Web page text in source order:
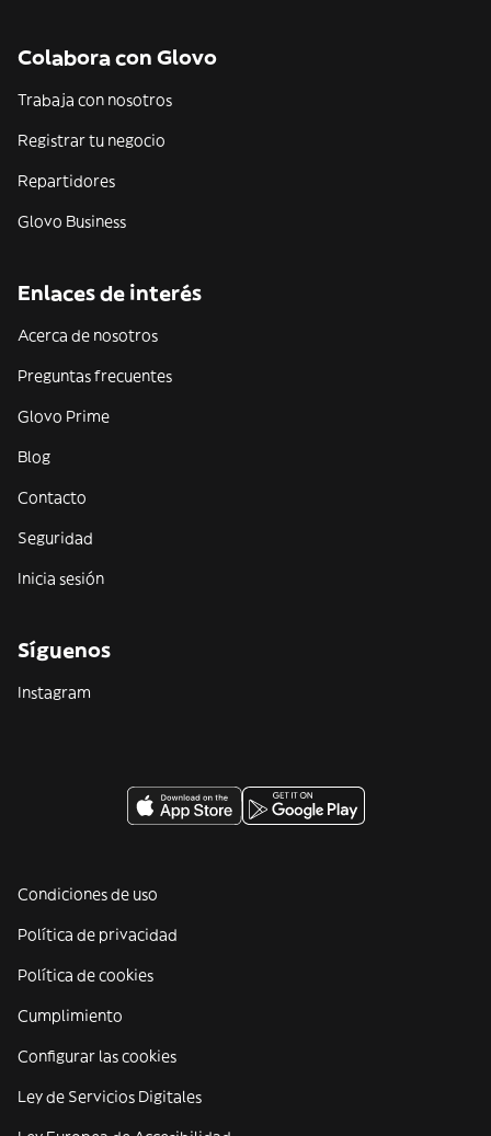
Colabora con Glovo
Trabaja con nosotros
Registrar tu negocio
Repartidores
Glovo Business
Enlaces de interés
Acerca de nosotros
Preguntas frecuentes
Glovo Prime
Blog
Contacto
Seguridad
Inicia sesión
Síguenos
Instagram
Condiciones de uso
Política de privacidad
Política de cookies
Cumplimiento
Configurar las cookies
Ley de Servicios Digitales